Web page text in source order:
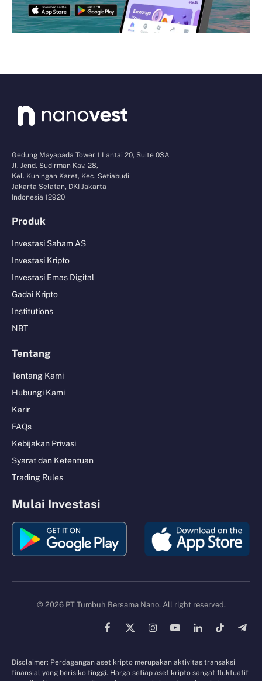
Gedung Mayapada Tower 1 Lantai 20, Suite 03A
Jl. Jend. Sudirman Kav. 28,
Kel. Kuningan Karet, Kec. Setiabudi
Jakarta Selatan, DKI Jakarta
Indonesia 12920
Produk
Investasi Saham AS
Investasi Kripto
Investasi Emas Digital
Gadai Kripto
Institutions
NBT
Tentang
Tentang Kami
Hubungi Kami
Karir
FAQs
Kebijakan Privasi
Syarat dan Ketentuan
Trading Rules
Mulai Investasi
© 2026 PT Tumbuh Bersama Nano. All right reserved.
Facebook
X
InstagramYouTubeLinkedInTikTok
Disclaimer: Perdagangan aset kripto merupakan aktivitas transaksi
finansial yang berisiko tinggi. Harga setiap aset kripto sangat fluktuatif